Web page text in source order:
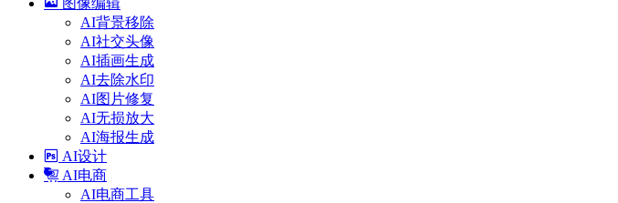
图像编辑
AI背景移除
AI社交头像
AI插画生成
AI去除水印
AI图片修复
AI无损放大
AI海报生成
AI设计
AI电商
AI电商工具